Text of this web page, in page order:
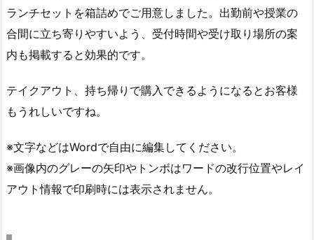
ランチセットを箱詰めでご用意しました。出勤前や授業の
合間に立ち寄りやすいよう、受付時間や受け取り場所の案
内も掲載すると効果的です。
テイクアウト、持ち帰りで購入できるようになるとお客様
もうれしいですね。
※文字などはWordで自由に編集してください。
※画像内のグレーの矢印やトンボはワードの改行位置やレイ
アウト情報で印刷時には表示されません。